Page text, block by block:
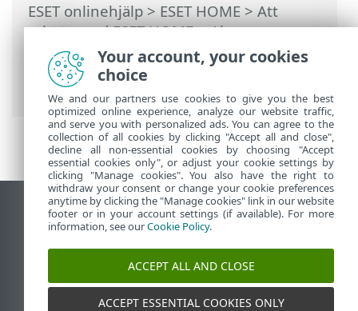
ESET onlinehjälp>ESET HOME>Att
arbeta med ESET HOME>Abonnemang
och abonnemangshantering> Så gör du
om ett abonnemang överanvänds/har
läckt
Visa skrivbords-webbplats
End of Life
ESET kunskapsbas
ESET Status Portal
Your account, your cookies
choice
We and our partners use cookies to give you the best
optimized online experience, analyze our website traffic,
and serve you with personalized ads. You can agree to the
collection of all cookies by clicking "Accept all and close",
decline all non-essential cookies by choosing "Accept
essential cookies only", or adjust your cookie settings by
clicking "Manage cookies". You also have the right to
withdraw your consent or change your cookie preferences
anytime by clicking the "Manage cookies" link in our website
footer or in your account settings (if available). For more
information, see ourCookie Policy.
ACCEPT ALL AND CLOSE
ACCEPT ESSENTIAL COOKIES ONLY